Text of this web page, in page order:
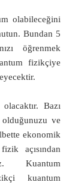
olabileceğini
Bundan 5
öğrenmek
fizikçiye
Bazı
ve
ekonomik
açısından
Kuantum
kuantum